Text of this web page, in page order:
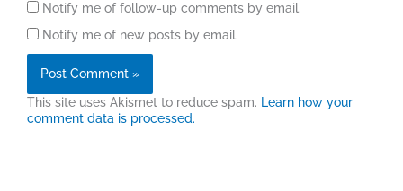
Notify me of follow-up comments by email.
Notify me of new posts by email.
This site uses Akismet to reduce spam. Learn how your
comment data is processed.